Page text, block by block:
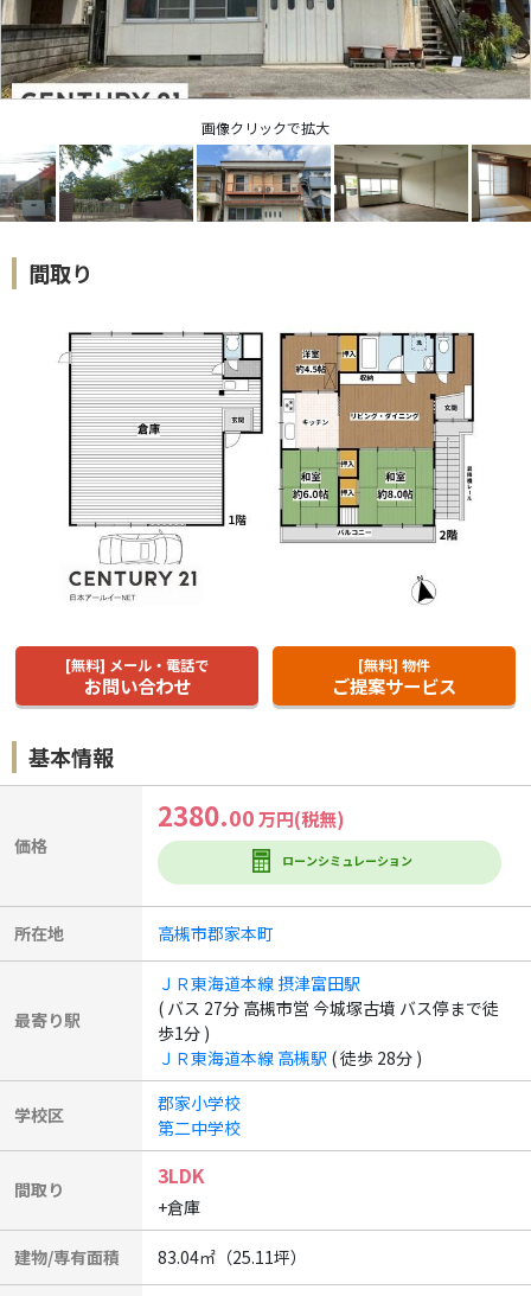
画像クリックで拡大
間取り
[無料] メール・電話で
お問い合わせ
[無料] 物件
ご提案サービス
基本情報
価格
2380.00 万円(税無)
ローンシミュレーション
所在地 高槻市郡家本町
最寄り駅
ＪＲ東海道本線 摂津富田駅
( バス 27分 高槻市営 今城塚古墳 バス停まで徒
歩1分 )
ＪＲ東海道本線 高槻駅 ( 徒歩 28分 )
学校区
郡家小学校
第二中学校
間取り 3LDK
+倉庫
建物/専有面積 83.04㎡（25.11坪）